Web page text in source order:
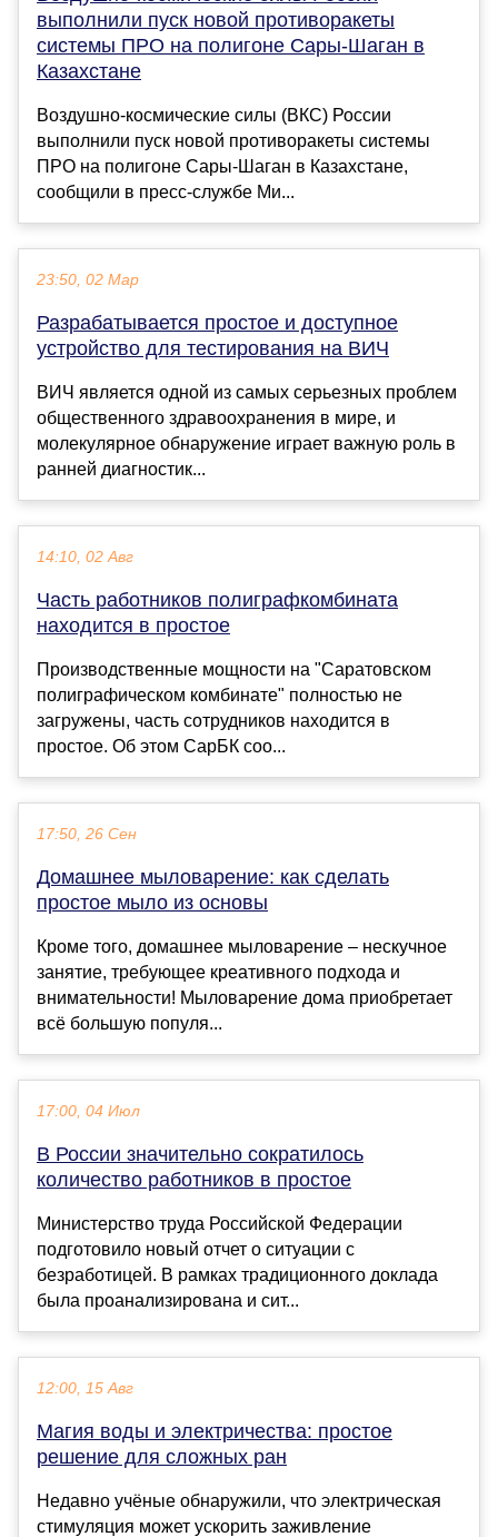
выполнили пуск новой противоракеты
системы ПРО на полигоне Сары-Шаган в
Казахстане
Воздушно-космические силы (ВКС) России
выполнили пуск новой противоракеты системы
ПРО на полигоне Сары-Шаган в Казахстане,
сообщили в пресс-службе Ми...
23:50, 02 Мар
Разрабатывается простое и доступное
устройство для тестирования на ВИЧ
ВИЧ является одной из самых серьезных проблем
общественного здравоохранения в мире, и
молекулярное обнаружение играет важную роль в
ранней диагностик...
14:10, 02 Авг
Часть работников полиграфкомбината
находится в простое
Производственные мощности на "Саратовском
полиграфическом комбинате" полностью не
загружены, часть сотрудников находится в
простое. Об этом СарБК соо...
17:50, 26 Сен
Домашнее мыловарение: как сделать
простое мыло из основы
Кроме того, домашнее мыловарение – нескучное
занятие, требующее креативного подхода и
внимательности! Мыловарение дома приобретает
всё большую популя...
17:00, 04 Июл
В России значительно сократилось
количество работников в простое
Министерство труда Российской Федерации
подготовило новый отчет о ситуации с
безработицей. В рамках традиционного доклада
была проанализирована и сит...
12:00, 15 Авг
Магия воды и электричества: простое
решение для сложных ран
Недавно учёные обнаружили, что электрическая
стимуляция может ускорить заживление